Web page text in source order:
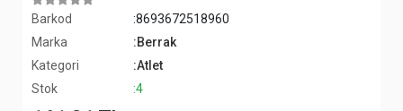
Barkod
:8693672518960
Marka
:Berrak
Kategori
:Atlet
Stok
:4